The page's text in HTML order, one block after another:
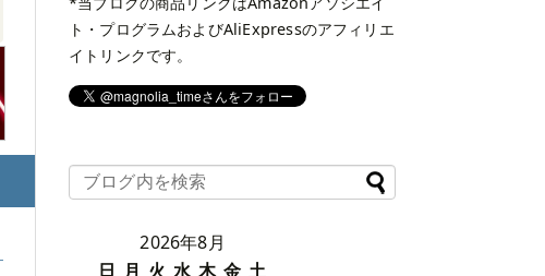
ト・プログラムおよびAliExpressのアフィリエ
イトリンクです。
2026年8月
日 月 火 水 木 金 土